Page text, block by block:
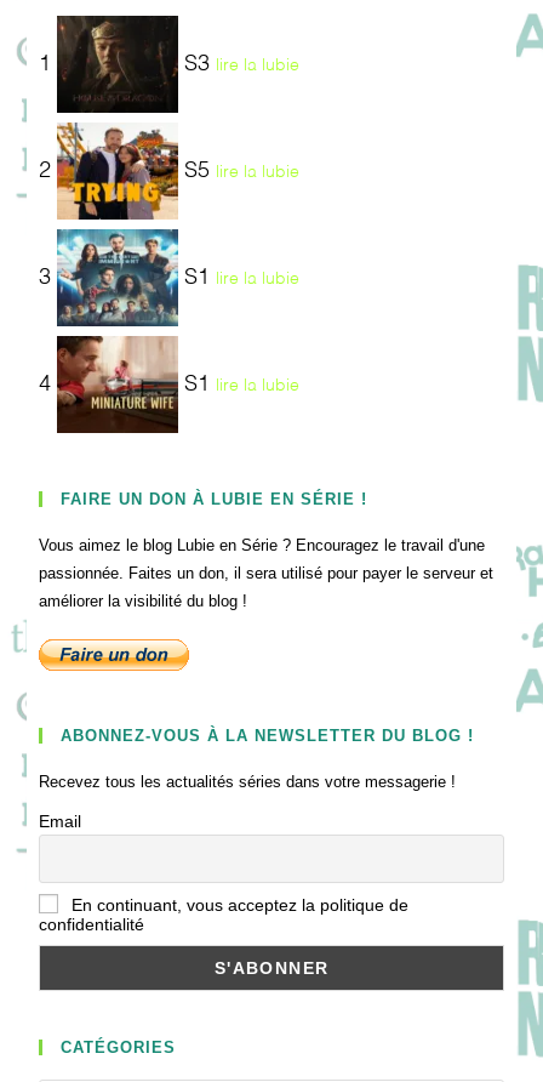
1 S3 lire la lubie
2 S5 lire la lubie
3 S1 lire la lubie
4 S1 lire la lubie
FAIRE UN DON À LUBIE EN SÉRIE !
Vous aimez le blog Lubie en Série ? Encouragez le travail d'une
passionnée. Faites un don, il sera utilisé pour payer le serveur et
améliorer la visibilité du blog !
ABONNEZ-VOUS À LA NEWSLETTER DU BLOG !
Recevez tous les actualités séries dans votre messagerie !
Email
En continuant, vous acceptez la politique de
confidentialité
CATÉGORIES